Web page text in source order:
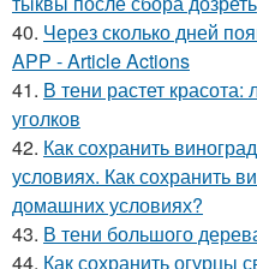
40. Через сколько дней
APP - Article Actions
41. В тени растет
уголков
42. Как сохранить
условиях. Как сохранить
домашних условиях?
43. В тени большого
44. Как сохранить огурцы